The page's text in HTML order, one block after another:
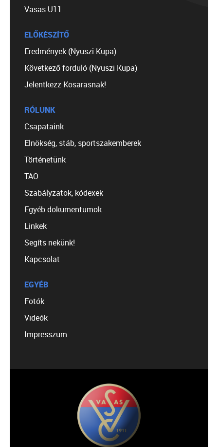
Vasas U11
ELŐKÉSZÍTŐ
Eredmények (Nyuszi Kupa)
Következő forduló (Nyuszi Kupa)
Jelentkezz Kosarasnak!
RÓLUNK
Csapataink
Elnökség, stáb, sportszakemberek
Történetünk
TAO
Szabályzatok, kódexek
Egyéb dokumentumok
Linkek
Segíts nekünk!
Kapcsolat
EGYÉB
Fotók
Videók
Impresszum